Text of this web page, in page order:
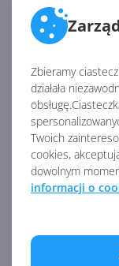
Zbieramy
działała
Twoich
cookies,
dowolnym
informacji o
https://
11/19/
windows-at-
DLA